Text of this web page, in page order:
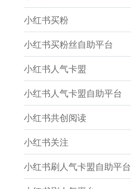
小红书买粉
小红书买粉丝自助平台
小红书人气卡盟
小红书人气卡盟自助平台
小红书共创阅读
小红书关注
小红书刷人气卡盟自助平台